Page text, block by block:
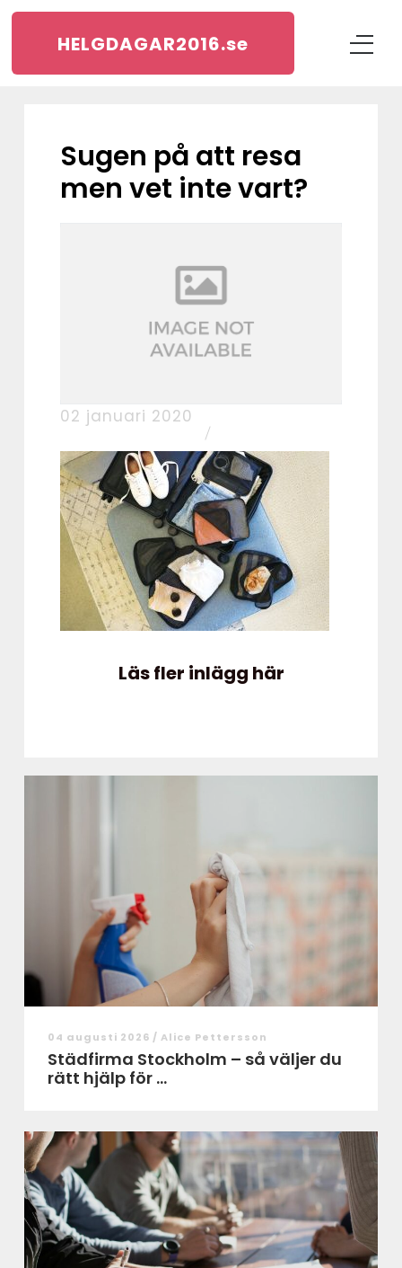
HELGDAGAR2016.se
Sugen på att resa
men vet inte vart?
02 januari 2020
Läs fler inlägg här
04 augusti 2026 / Alice Pettersson
Städfirma Stockholm – så väljer du
rätt hjälp för ...